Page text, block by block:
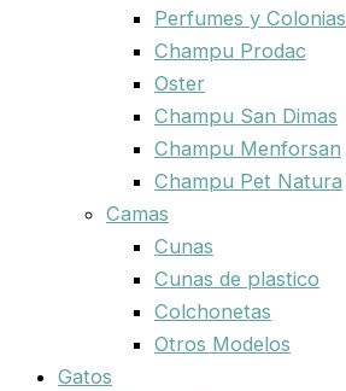
Perfumes y Colonias
Champu Prodac
Oster
Champu San Dimas
Champu Menforsan
Champu Pet Natura
Camas
Cunas
Cunas de plastico
Colchonetas
Otros Modelos
Gatos